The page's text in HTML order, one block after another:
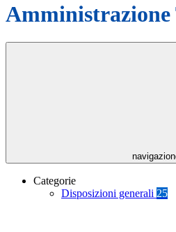
Amministrazione
Categorie
Disposizioni generali 25